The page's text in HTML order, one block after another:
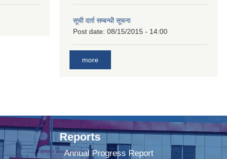
सूची दर्ता सम्बन्धी सूचना
Post date: 08/15/2015 - 14:00
more
Reports
Annual Progress Report